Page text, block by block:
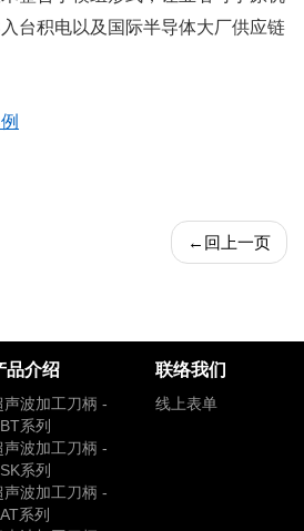
台积电以及国际半导体大厂供应链
← 回上一页
品介绍
声波加工刀柄 -
系列
声波加工刀柄 -
系列
声波加工刀柄 -
系列
联络我们
线上表单